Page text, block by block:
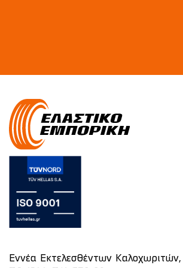
Εννέα Εκτελεσθέντων Καλοχωριτών,